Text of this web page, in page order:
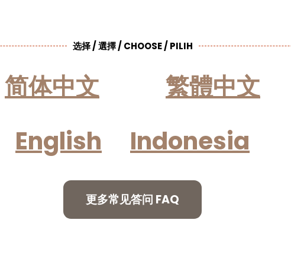
选择 / 選擇 / CHOOSE / PILIH
简体中文
繁體中文
English
Indonesia
更多常见答问 FAQ